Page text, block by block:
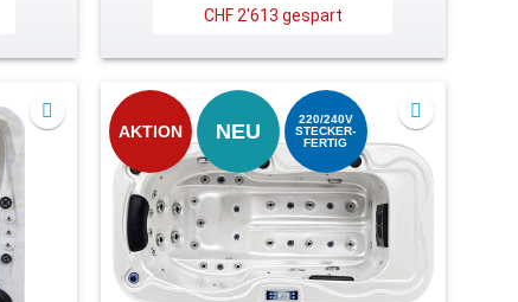
CHF 2'613 gespart
AKTION NEU
220/240V
STECKER-
FERTIG